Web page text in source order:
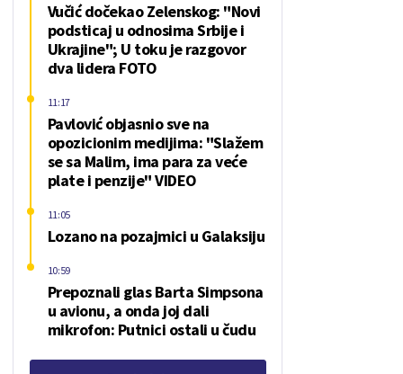
Vučić dočekao Zelenskog: "Novi
podsticaj u odnosima Srbije i
Ukrajine"; U toku je razgovor
dva lidera FOTO
Pavlović objasnio sve na
opozicionim medijima: "Slažem
se sa Malim, ima para za veće
plate i penzije" VIDEO
11:17
Lozano na pozajmici u Galaksiju
11:05
Prepoznali glas Barta Simpsona
u avionu, a onda joj dali
mikrofon: Putnici ostali u čudu
10:59